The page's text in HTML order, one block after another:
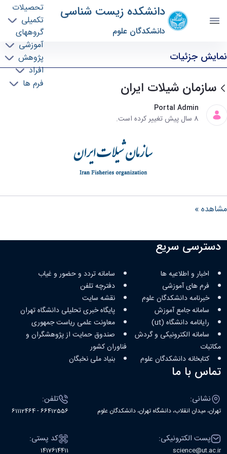
دانشکده زیست شناسی
دانشکدگان علوم
تحصیلات
تکمیلی
گروههای
آموزشی
پژوهش
افراد
فرم ها
سازمان شیلات ایران - دانشکده زیست شناسی
biology
نمایش جزئیات
سازمان شیلات ایران
Portal Admin
8 سال پیش تغییر کرده است.
مشاهده »
دسترسی سریع
اخبار و اطلاعیه ها
فرم های آموزشی
خبرنامه دانشکدگان علوم
سامانه جامع آموزش
رایانامه دانشگاه (ut)
سامانه الکترونیکی و گردش
مکاتبات
کتابخانه‌ دانشکدگان علوم
سامانه تردد و حضور و غیاب
دفترچه تلفن
نقشه سایت
پایگاه خبری تحلیلی دانشگاه تهران
معاونت علمی ریاست جمهوری
صندوق حمایت از پژوهشگران و
فناوران کشور
بنیاد ملی نخبگان
تماس با ما
نشانی:
تهران، میدان انقلاب، دانشگاه تهران، دانشکدگان علوم
تلفن:
66412556 - 61112464
پست الکترونیکی:
science@ut.ac.ir
کد پستی:
1417614411